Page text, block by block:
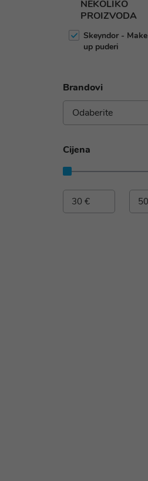
NEKOLIKO
PROIZVODA
Skeyndor - Make
up puderi
Brandovi
Odaberite
Cijena